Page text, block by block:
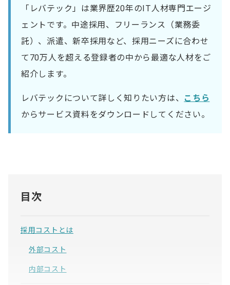
「レバテック」は業界歴20年のIT人材専門エージ
ェントです。中途採用、フリーランス（業務委
託）、派遣、新卒採用など、採用ニーズに合わせ
て70万人を超える登録者の中から最適な人材をご
紹介します。
レバテックについて詳しく知りたい方は、 こちら
からサービス資料をダウンロードしてください。
目次
採用コストとは
外部コスト
内部コスト